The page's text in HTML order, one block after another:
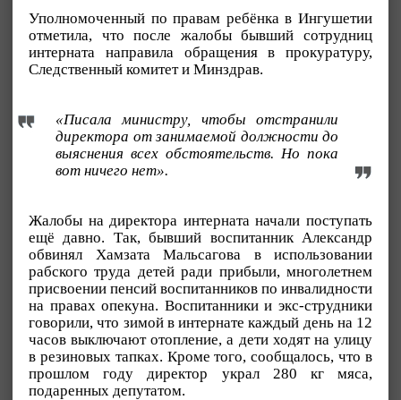
Уполномоченный по правам ребёнка в Ингушетии
отметила, что после жалобы бывший сотрудниц
интерната направила обращения в прокуратуру,
Следственный комитет и Минздрав.
«Писала министру, чтобы отстранили
директора от занимаемой должности до
выяснения всех обстоятельств. Но пока
вот ничего нет».
Жалобы на директора интерната начали поступать
ещё давно. Так, бывший воспитанник Александр
обвинял Хамзата Мальсагова в использовании
рабского труда детей ради прибыли, многолетнем
присвоении пенсий воспитанников по инвалидности
на правах опекуна. Воспитанники и экс-струдники
говорили, что зимой в интернате каждый день на 12
часов выключают отопление, а дети ходят на улицу
в резиновых тапках. Кроме того, сообщалось, что в
прошлом году директор украл 280 кг мяса,
подаренных депутатом.